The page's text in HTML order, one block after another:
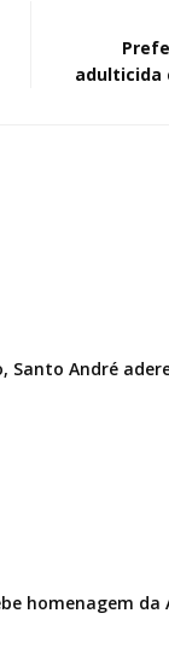
adulticida
Santo André
homenagem da